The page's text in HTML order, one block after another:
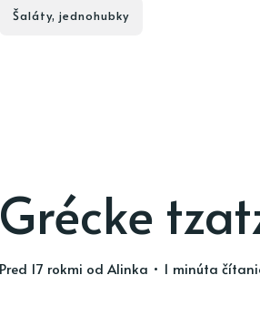
Šaláty, jednohubky
Grécke
pred 17 rokmi od Alinka • 1 minúta